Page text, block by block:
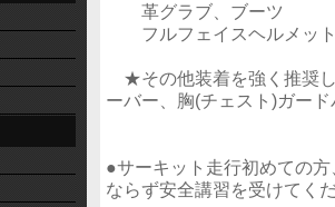
革グラブ、ブーツ
フルフェイスヘルメッ
★その他装着を強く推奨
ーバー、胸(チェスト)ガー
●サーキット走行初めての
ならず安全講習を受けてく